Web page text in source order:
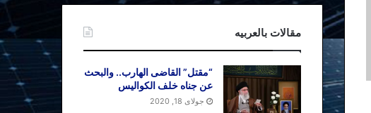
مقالات بالعربیه
“مقتل” القاضی الهارب.. والبحث
عن جناه خلف الکوالیس
جولای 18, 2020